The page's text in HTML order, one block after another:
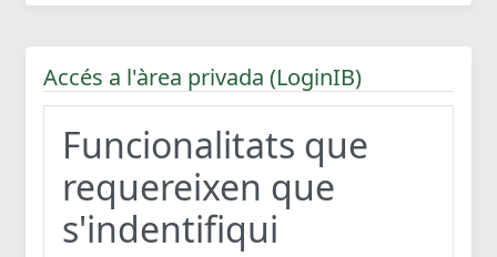
Accés a l'àrea privada (LoginIB)
Funcionalitats que
requereixen que
s'indentifiqui